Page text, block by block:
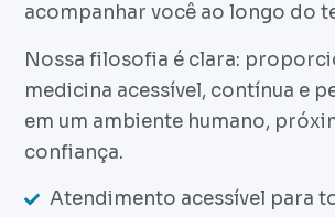
acompanhar você ao longo do
Nossa filosofia é clara:
medicina acessível, contínua e
em um ambiente humano,
confiança.
Atendimento acessível para